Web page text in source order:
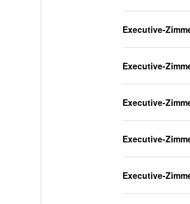
Executive-
Executive-
Executive-
Executive-
Executive-